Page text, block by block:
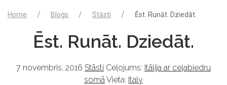
Home Blogs Stāsti Ēst. Runāt. Dziedāt.
Ēst. Runāt. Dziedāt.
7 novembris, 2016 Stāsti Ceļojums: Itālija ar ceļabiedru
somāVieta: Italy